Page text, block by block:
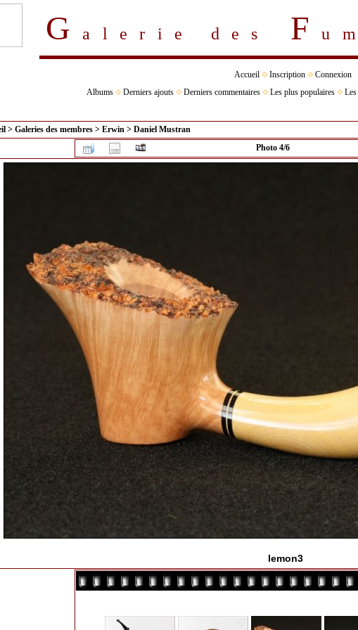
Galerie des F
Accueil Inscription
Connexion
Albums
Derniers ajouts Derniers commentaires Les plus populaires Les
> Galeries des membres > Erwin > Daniel Mustran
Photo 4/6
lemon3